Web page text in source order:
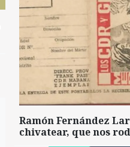
Ramón Fernández
chivatear, que nos